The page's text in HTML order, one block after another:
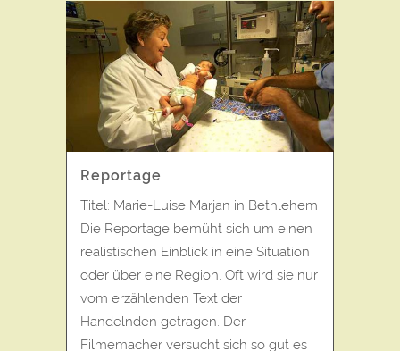
VIDEOPOSTKARTEN
Reportage
Titel: Marie-Luise Marjan in Bethlehem
Die Reportage bemüht sich um einen
realistischen Einblick in eine Situation
oder über eine Region. Oft wird sie nur
vom erzählenden Text der
Handelnden getragen. Der
Filmemacher versucht sich so gut es